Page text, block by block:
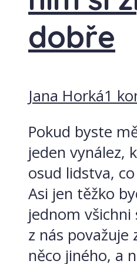
dobře
Jana Horká1
Pokud byste
jeden vynález,
osud lidstva,
Asi jen těžko
jednom všichni
z nás považuje
něco jiného, a